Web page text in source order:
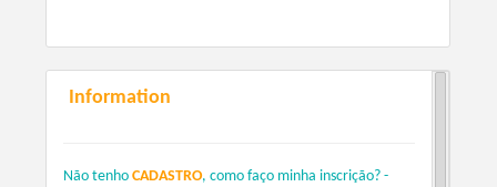
Information
Não tenhoCADASTRO, como faço minha inscrição? -